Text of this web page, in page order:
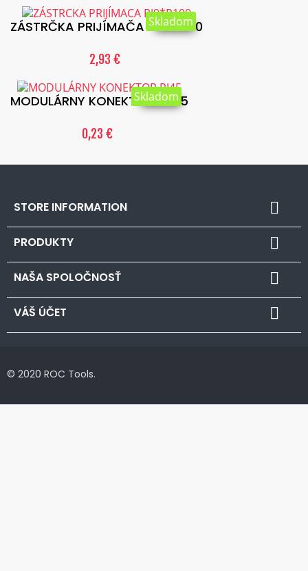
ZÁSTRČKA PRIJÍMAČA RJ9*P100
2,93 €
Skladom
MODULÁRNY KONEKTOR RJ45
0,23 €
Skladom
STORE INFORMATION 
PRODUKTY 
NAŠA SPOLOČNOSŤ 
VÁŠ ÚČET 
© 2020 ROC Tools.